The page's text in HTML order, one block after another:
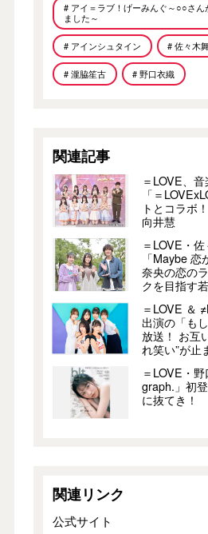
# アイ＝ラブ！げーみんぐ～○○さん
ました～
# アインシュタイン # 佐々木
# 瀧脇笙古 # 野口衣織
関連記事
＝LOVE、
「＝
トとコラボ
向井慧
＝LOVE・
「Maybe
奈央の恋の
クを目指す
＝LOVE ＆
出演の「も
放送！ お互
れ笑い”が止
＝LOVE・
graph.」初
に抜てき！
関連リンク
公式サイト